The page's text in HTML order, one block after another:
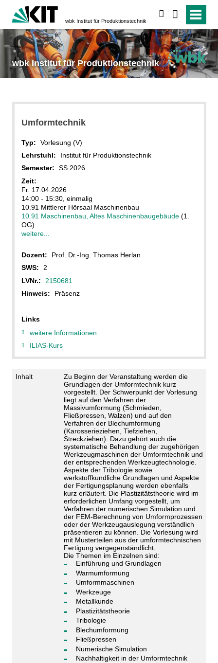
wbk Institut für Produktionstechnik
wbk Institut für Produktionstechnik
Umformtechnik
Typ:
Vorlesung (V)
Lehrstuhl:
Institut für Produktionstechnik
Semester:
SS 2026
Zeit:
Fr. 17.04.2026
14:00 - 15:30, einmalig
10.91 Mittlerer Hörsaal Maschinenbau
10.91 Maschinenbau, Altes Maschinenbaugebäude(1.
OG)
weitere...
Dozent:
Prof. Dr.-Ing. Thomas Herlan
SWS:
2
LVNr.:
2150681
Hinweis:
Präsenz
Links
weitere Informationen
ILIAS-Kurs
Inhalt
Zu Beginn der Veranstaltung werden die
Grundlagen der Umformtechnik kurz
vorgestellt. Der Schwerpunkt der Vorlesung
liegt auf den Verfahren der
Massivumformung (Schmieden,
Fließpressen, Walzen) und auf den
Verfahren der Blechumformung
(Karosserieziehen, Tiefziehen,
Streckziehen). Dazu gehört auch die
systematische Behandlung der zugehörigen
Werkzeugmaschinen der Umformtechnik und
der entsprechenden Werkzeugtechnologie.
Aspekte der Tribologie sowie
werkstoffkundliche Grundlagen und Aspekte
der Fertigungsplanung werden ebenfalls
kurz erläutert. Die Plastizitätstheorie wird im
erforderlichen Umfang vorgestellt, um
Verfahren der numerischen Simulation und
der FEM-Berechnung von Umformprozessen
oder der Werkzeugauslegung verständlich
präsentieren zu können. Die Vorlesung wird
mit Musterteilen aus der umformtechnischen
Fertigung vergegenständlicht.
Die Themen im Einzelnen sind:
Einführung und Grundlagen
Warmumformung
Umformmaschinen
Werkzeuge
Metallkunde
Plastizitätstheorie
Tribologie
Blechumformung
Fließpressen
Numerische Simulation
Nachhaltigkeit in der Umformtechnik